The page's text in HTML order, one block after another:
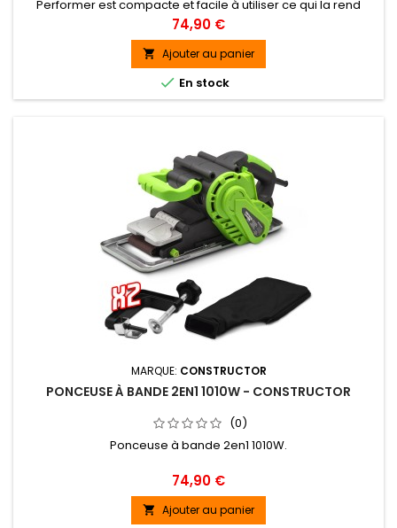
Performer est compacte et facile à utiliser ce qui la rend
performante pour poncer des petites surfaces et même
dans les moindres recoins.Elle possède une poignée
ergonomique, un témoin de charge de la batterie et boîtier
rigide pour récolter les poussières.
Prix
74,90 €
 Ajouter au panier
 En stock
MARQUE: CONSTRUCTOR
PONCEUSE À BANDE 2EN1 1010W - CONSTRUCTOR
(0)
Ponceuse à bande 2en1 1010W.
Prix
74,90 €
 Ajouter au panier